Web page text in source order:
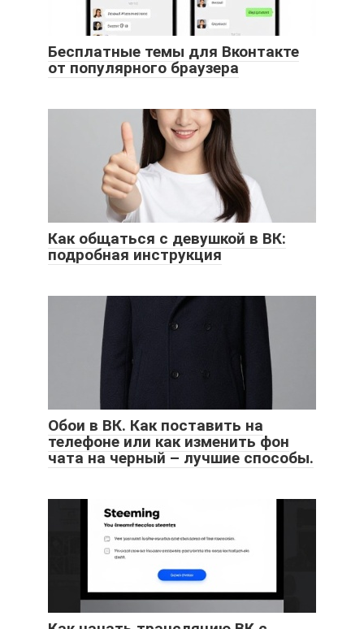
Бесплатные темы для Вконтакте
от популярного браузера
Как общаться с девушкой в ВК:
подробная инструкция
Обои в ВК. Как поставить на
телефоне или как изменить фон
чата на черный – лучшие способы.